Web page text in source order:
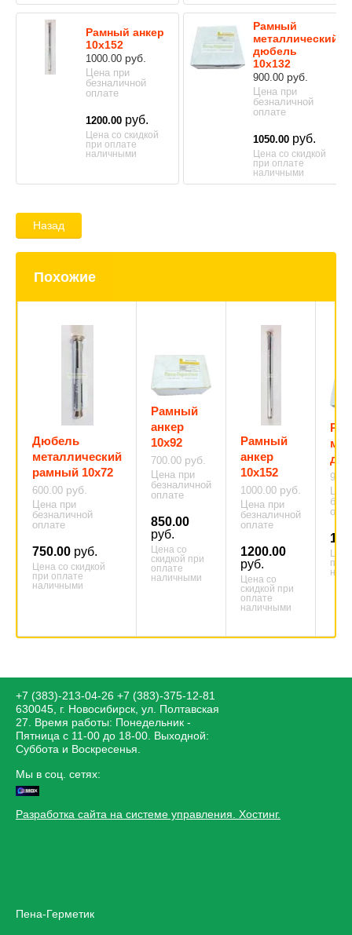
Рамный анкер
10х152
1000.00 руб.
Цена при
безналичной
оплате
1200.00 руб.
Цена со скидкой
при оплате
наличными
Рамный
металлический
дюбель
10х132
900.00 руб.
Цена при
безналичной
оплате
1050.00 руб.
Цена со скидкой
при оплате
наличными
Назад
Похожие
Дюбель
металлический
рамный 10х72
600.00 руб.
Цена при
безналичной
оплате
750.00 руб.
Цена со скидкой
при оплате
наличными
Рамный
анкер
10х92
700.00 руб.
Цена при
безналичной
оплате
850.00
руб.
Цена со
скидкой при
оплате
наличными
Рамный
анкер
10х152
1000.00 руб.
Цена при
безналичной
оплате
1200.00
руб.
Цена со
скидкой при
оплате
наличными
при
+7 (383)-213-04-26 +7 (383)-375-12-81
630045, г. Новосибирск, ул. Полтавская
27. Время работы: Понедельник -
Пятница с 11-00 до 18-00. Выходной:
Суббота и Воскресенья.
Мы в соц. сетях:
Разработка сайта на системе управления. Хостинг.
Пена-Герметик